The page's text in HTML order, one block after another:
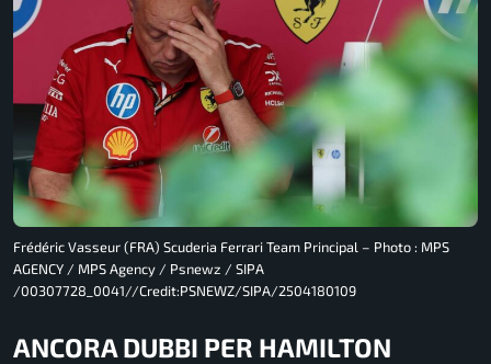
Frédéric Vasseur (FRA) Scuderia Ferrari Team Principal – Photo : MPS
AGENCY / MPS Agency / Psnewz / SIPA
/00307728_0041//Credit:PSNEWZ/SIPA/2504180109
ANCORA DUBBI PER HAMILTON